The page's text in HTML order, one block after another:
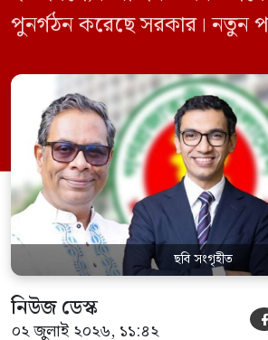
পুনর্গঠন করেছে সরকার। নতুন
কল্যাণমন্ত্রী এবং সদস্য সচিব
পরিবার কল্যাণ মন্ত্রণালয়ের
স্বাস্থ্য প্রতিমন্ত্রী, বাংলাদেশ
কর্তৃপক্ষ (বিডা)-এর নির্বাহী
জাতীয় […]
ছবি সংগৃহীত
নিউজ ডেস্ক
০২ জুলাই ২০২৬, ১১:৪২ 